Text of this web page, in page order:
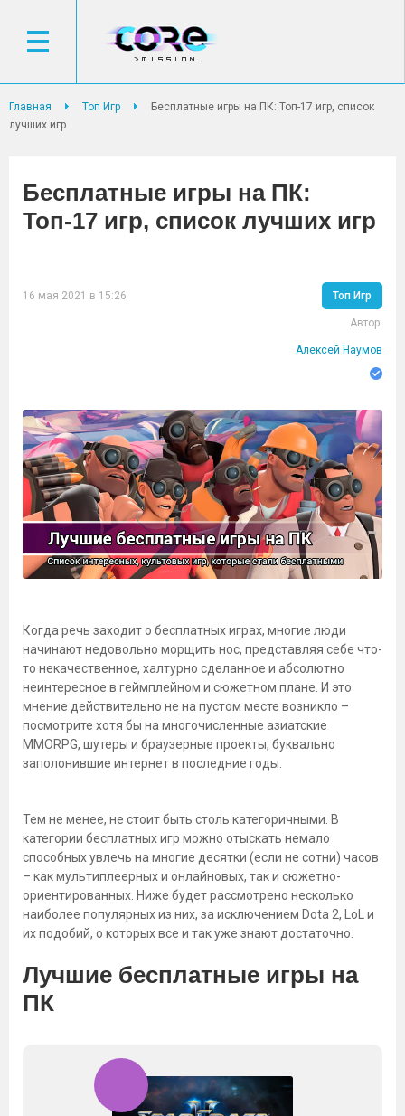
Главная Топ Игр
Бесплатные игры на ПК: Топ-17 игр, список
лучших игр
Бесплатные игры на ПК:
Топ-17 игр, список лучших игр
16 мая 2021 в 15:26 Топ Игр
Автор:
Алексей Наумов
Когда речь заходит о бесплатных играх, многие люди
начинают недовольно морщить нос, представляя себе что-
то некачественное, халтурно сделанное и абсолютно
неинтересное в геймплейном и сюжетном плане. И это
мнение действительно не на пустом месте возникло –
посмотрите хотя бы на многочисленные азиатские
MMORPG, шутеры и браузерные проекты, буквально
заполонившие интернет в последние годы.
Тем не менее, не стоит быть столь категоричными. В
категории бесплатных игр можно отыскать немало
способных увлечь на многие десятки (если не сотни) часов
– как мультиплеерных и онлайновых, так и сюжетно-
ориентированных. Ниже будет рассмотрено несколько
наиболее популярных из них, за исключением Dota 2, LoL и
их подобий, о которых все и так уже знают достаточно.
Лучшие бесплатные игры на
ПК